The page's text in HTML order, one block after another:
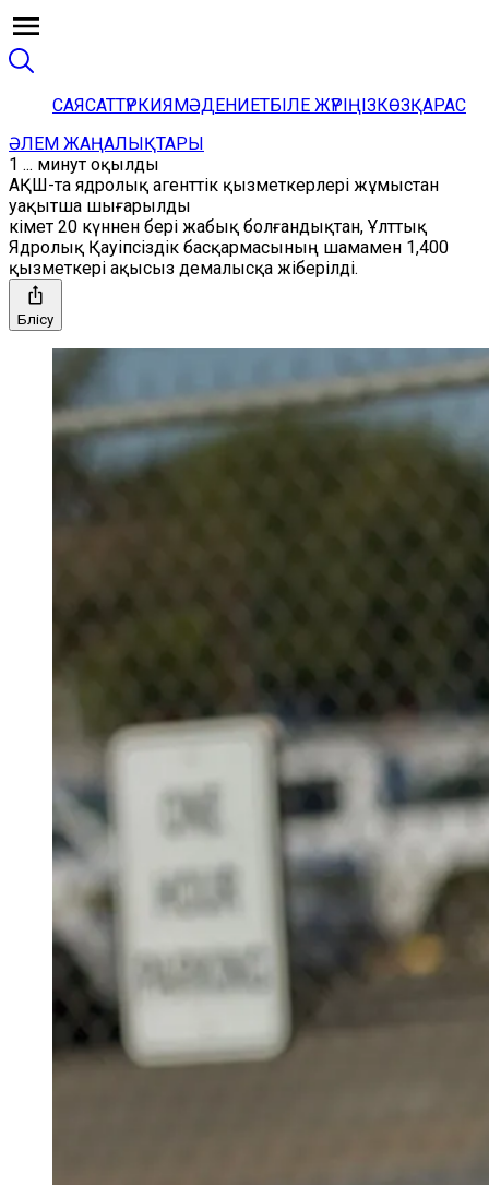
САЯСАТТҮРКИЯМӘДЕНИЕТБІЛЕ ЖҮРІҢІЗКӨЗҚАРАС
ӘЛЕМ ЖАҢАЛЫҚТАРЫ
1 ... минут оқылды
АҚШ-та ядролық агенттік қызметкерлері жұмыстан
уақытша шығарылды
Үкімет 20 күннен бері жабық болғандықтан, Ұлттық
Ядролық Қауіпсіздік басқармасының шамамен 1,400
қызметкері ақысыз демалысқа жіберілді.
Бөлісу